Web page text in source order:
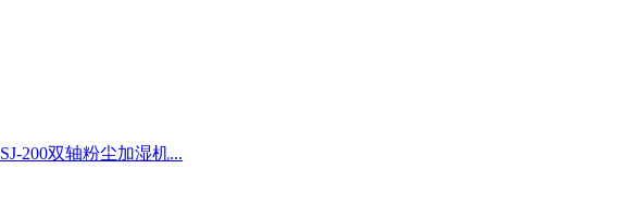
SJ-200双轴粉尘加湿机...